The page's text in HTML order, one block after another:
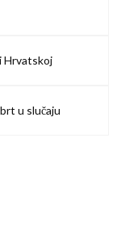
Hrvatskoj
u slučaju